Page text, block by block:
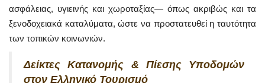
ασφάλειας, υγιεινής και χωροταξίας— όπως ακριβώς και τα
ξενοδοχειακά καταλύματα, ώστε να προστατευθεί η ταυτότητα
των τοπικών κοινωνιών.
Δείκτες Κατανομής & Πίεσης Υποδομών
στον Ελληνικό Τουρισμό